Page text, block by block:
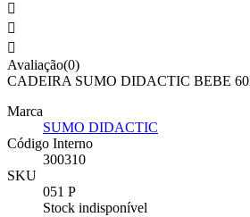



Avaliação(0)
CADEIRA SUMO DIDACTIC BEBE
Marca
SUMO DIDACTIC
Código Interno
300310
SKU
051 P
Stock indisponível